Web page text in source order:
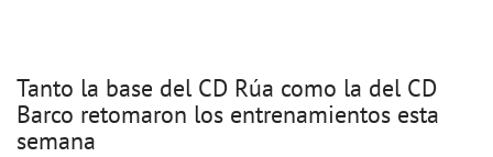
Tanto la base del CD Rúa como la del CD
Barco retomaron los entrenamientos esta
semana